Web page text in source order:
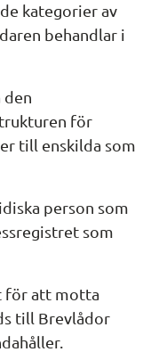
kategorier av
behandlar i
den
för
till enskilda som
person som
som
för att motta
till Brevlådor